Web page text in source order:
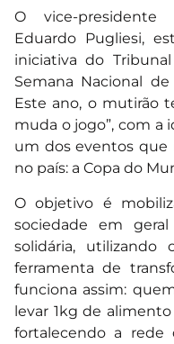
O vice-presidente
Eduardo Pugliesi,
iniciativa do
Semana Nacional de
Este ano, o mutirão
muda o jogo”, com a
um dos eventos que
no país: a Copa do
O objetivo é
sociedade em
solidária,
ferramenta de
funciona assim:
levar 1kg de
fortalecendo a rede